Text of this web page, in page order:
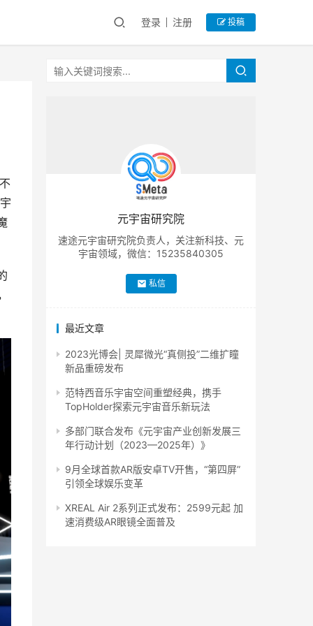
登录 注册 投稿
元宇宙研究院
速途元宇宙研究院负责人，关注新科技、元
宇宙领域，微信：15235840305
私信
最近文章
2023光博会| 灵犀微光“真侧投”二维扩瞳
新品重磅发布
范特西音乐宇宙空间重塑经典，携手
TopHolder探索元宇宙音乐新玩法
多部门联合发布《元宇宙产业创新发展三
年行动计划（2023—2025年）》
9月全球首款AR版安卓TV开售，“第四屏”
引领全球娱乐变革
XREAL Air 2系列正式发布：2599元起 加
速消费级AR眼镜全面普及